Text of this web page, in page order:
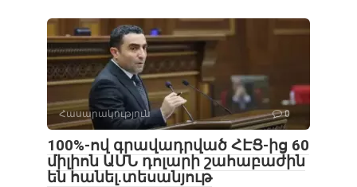
Հասարակություն 0
100%-ով գրավադրված ՀԷՑ-ից 60
միլիոն ԱՄՆ դոլարի շահաբաժին
են հանել.տեսանյութ